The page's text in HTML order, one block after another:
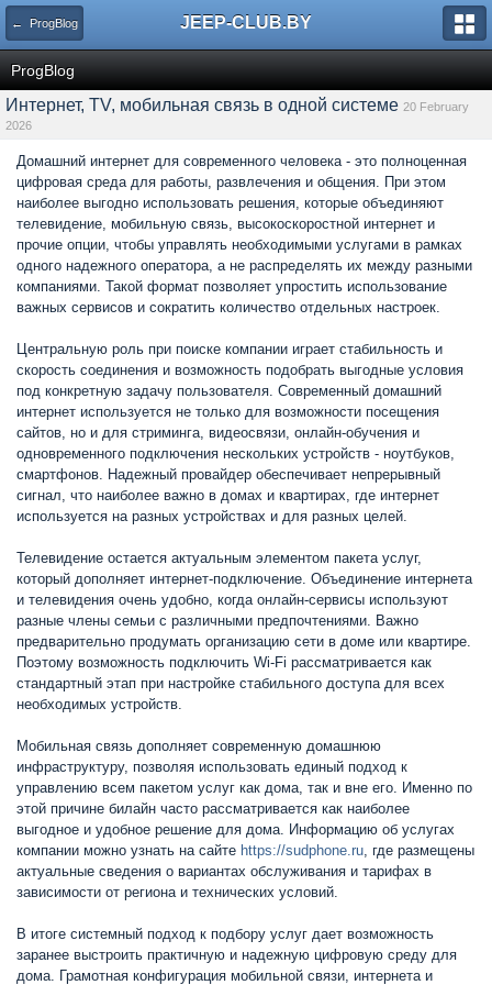
← ProgBlog JEEP-CLUB.BY
ProgBlog
Интернет, TV, мобильная связь в одной системе 20 February
2026
Домашний интернет для современного человека - это полноценная
цифровая среда для работы, развлечения и общения. При этом
наиболее выгодно использовать решения, которые объединяют
телевидение, мобильную связь, высокоскоростной интернет и
прочие опции, чтобы управлять необходимыми услугами в рамках
одного надежного оператора, а не распределять их между разными
компаниями. Такой формат позволяет упростить использование
важных сервисов и сократить количество отдельных настроек.
Центральную роль при поиске компании играет стабильность и
скорость соединения и возможность подобрать выгодные условия
под конкретную задачу пользователя. Современный домашний
интернет используется не только для возможности посещения
сайтов, но и для стриминга, видеосвязи, онлайн-обучения и
одновременного подключения нескольких устройств - ноутбуков,
смартфонов. Надежный провайдер обеспечивает непрерывный
сигнал, что наиболее важно в домах и квартирах, где интернет
используется на разных устройствах и для разных целей.
Телевидение остается актуальным элементом пакета услуг,
который дополняет интернет-подключение. Объединение интернета
и телевидения очень удобно, когда онлайн-сервисы используют
разные члены семьи с различными предпочтениями. Важно
предварительно продумать организацию сети в доме или квартире.
Поэтому возможность подключить Wi-Fi рассматривается как
стандартный этап при настройке стабильного доступа для всех
необходимых устройств.
Мобильная связь дополняет современную домашнюю
инфраструктуру, позволяя использовать единый подход к
управлению всем пакетом услуг как дома, так и вне его. Именно по
этой причине билайн часто рассматривается как наиболее
выгодное и удобное решение для дома. Информацию об услугах
компании можно узнать на сайте https://sudphone.ru, где размещены
актуальные сведения о вариантах обслуживания и тарифах в
зависимости от региона и технических условий.
В итоге системный подход к подбору услуг дает возможность
заранее выстроить практичную и надежную цифровую среду для
дома. Грамотная конфигурация мобильной связи, интернета и